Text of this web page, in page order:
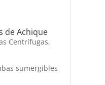
de Achique
Centrífugas,
sumergibles